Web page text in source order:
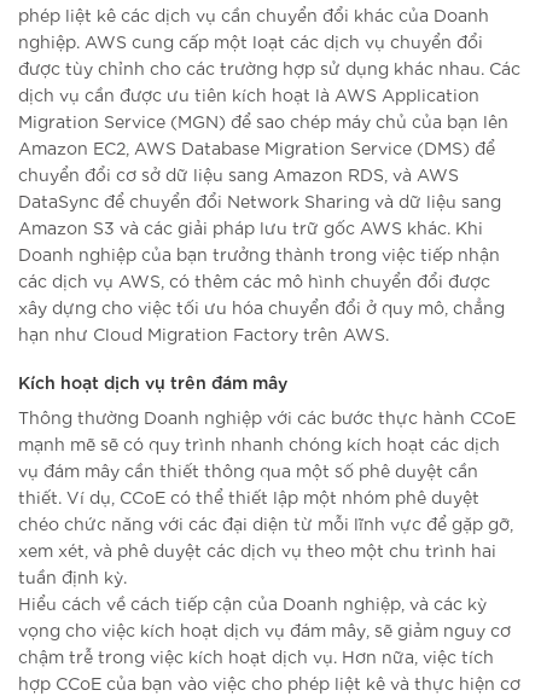
phép liệt kê các dịch vụ cần chuyển đổi khác của Doanh
nghiệp. AWS cung cấp một loạt các dịch vụ chuyển đổi
được tùy chỉnh cho các trường hợp sử dụng khác nhau. Các
dịch vụ cần được ưu tiên kích hoạt là AWS Application
Migration Service (MGN) để sao chép máy chủ của bạn lên
Amazon EC2, AWS Database Migration Service (DMS) để
chuyển đổi cơ sở dữ liệu sang Amazon RDS, và AWS
DataSync để chuyển đổi Network Sharing và dữ liệu sang
Amazon S3 và các giải pháp lưu trữ gốc AWS khác. Khi
Doanh nghiệp của bạn trưởng thành trong việc tiếp nhận
các dịch vụ AWS, có thêm các mô hình chuyển đổi được
xây dựng cho việc tối ưu hóa chuyển đổi ở quy mô, chẳng
hạn như Cloud Migration Factory trên AWS.
Kích hoạt dịch vụ trên đám mây
Thông thường Doanh nghiệp với các bước thực hành CCoE
mạnh mẽ sẽ có quy trình nhanh chóng kích hoạt các dịch
vụ đám mây cần thiết thông qua một số phê duyệt cần
thiết. Ví dụ, CCoE có thể thiết lập một nhóm phê duyệt
chéo chức năng với các đại diện từ mỗi lĩnh vực để gặp gỡ,
xem xét, và phê duyệt các dịch vụ theo một chu trình hai
tuần định kỳ.
Hiểu cách về cách tiếp cận của Doanh nghiệp, và các kỳ
vọng cho việc kích hoạt dịch vụ đám mây, sẽ giảm nguy cơ
chậm trễ trong việc kích hoạt dịch vụ. Hơn nữa, việc tích
hợp CCoE của bạn vào việc cho phép liệt kê và thực hiện cơ